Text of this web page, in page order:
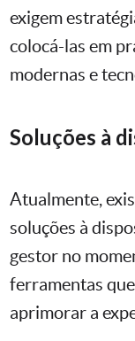
exigem
colocá-las em
modernas e
Soluções à
Atualmente,
soluções à
gestor no
ferramentas
aprimorar a